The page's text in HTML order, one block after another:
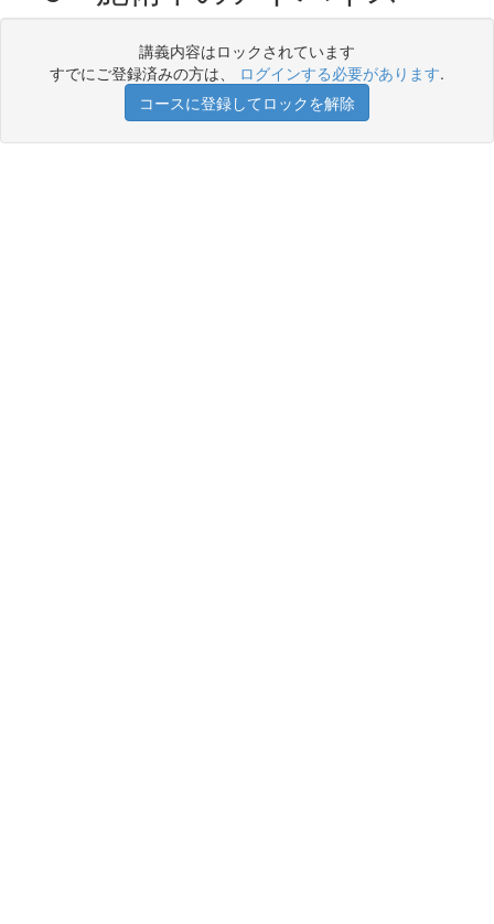
講義内容はロックされています
すでにご登録済みの方は、 ログインする必要があります.
コースに登録してロックを解除